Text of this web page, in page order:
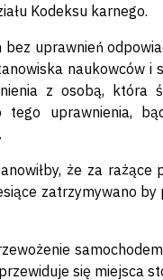
Kodeksu karnego.
uprawnień
naukowców i
z osobą, która
uprawnienia,
że za
zatrzymywano by
się miejsca